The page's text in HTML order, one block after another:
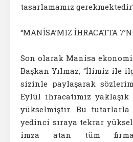
tasarlamamız
“MANİSA’MIZ İHRACATTA
Son olarak Manisa
Başkan Yılmaz; “İlimiz ile
sizinle paylaşarak
Eylül ihracatımız
yükselmiştir. Bu tutarlarla
yedinci sıraya tekrar
imza atan tüm